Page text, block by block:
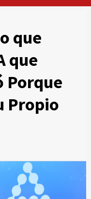
que
que
Porque
Propio